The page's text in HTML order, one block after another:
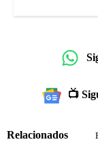
📺
Relacionados